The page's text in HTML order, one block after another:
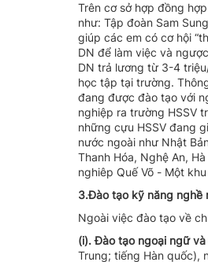
Trên cơ sở hợp đồng
như: Tập đoàn Sam
giúp các em có cơ hội
DN để làm việc và
DN trả lương từ 3-4
học tập tại trường.
đang được đào tạo với
nghiệp ra trường HSSV
những cựu HSSV đang
nước ngoài như Nhật
Thanh Hóa, Nghệ An,
nghiêp Quế Võ - Một
3.Đào tạo kỹ năng nghề
Ngoài việc đào tạo về
(i). Đào tạo ngoại ngữ và
Trung; tiếng Hàn quốc),